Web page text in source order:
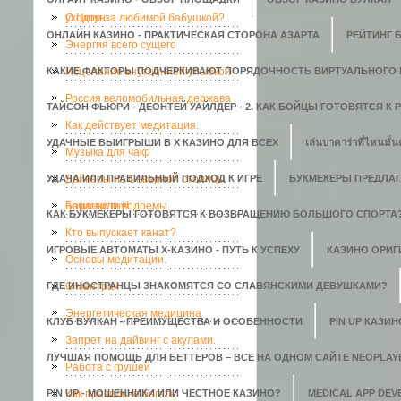
ОНЛАЙН КАЗИНО - ПРАКТИЧЕСКАЯ СТОРОНА АЗАРТА РЕЙТИНГ
КАКИЕ ФАКТОРЫ ПОДЧЕРКИВАЮТ ПОРЯДОЧНОСТЬ ВИРТУАЛЬНОГО
ТАЙСОН ФЬЮРИ - ДЕОНТЕЙ УАЙЛДЕР - 2. КАК БОЙЦЫ ГОТОВЯТСЯ К
УДАЧНЫЕ ВЫИГРЫШИ В X КАЗИНО ДЛЯ ВСЕХ เล่นบาคาร่าที่ไหนมั่น
УДАЧА ИЛИ ПРАВИЛЬНЫЙ ПОДХОД К ИГРЕ БУКМЕКЕРЫ
КАК БУКМЕКЕРЫ ГОТОВЯТСЯ К ВОЗВРАЩЕНИЮ БОЛЬШОГО
ИГРОВЫЕ АВТОМАТЫ Х-КАЗИНО - ПУТЬ К УСПЕХУ КАЗИНО
ГДЕ ИНОСТРАНЦЫ ЗНАКОМЯТСЯ СО СЛАВЯНСКИМИ ДЕВУШКАМИ?
КЛУБ ВУЛКАН - ПРЕИМУЩЕСТВА И ОСОБЕННОСТИ PIN UP
ЛУЧШАЯ ПОМОЩЬ ДЛЯ БЕТТЕРОВ – ВСЕ НА ОДНОМ САЙТЕ
PIN UP - МОШЕННИКИ ИЛИ ЧЕСТНОЕ КАЗИНО? MEDICAL APP
уходом за любимой бабушкой?
О Цигун
Энергия всего сущего
Исцеление внутренней улыбкой
Россия веломобильная держава
Как действует медитация.
Музыка для чакр
Дайверы из Северной столицы
почистили водоемы.
Баранки гну!
Кто выпускает канат?
Основы медитации.
О мантрах
Энергетическая медицина
Запрет на дайвинг с акулами.
Работа с грушей
Как правильно бегать